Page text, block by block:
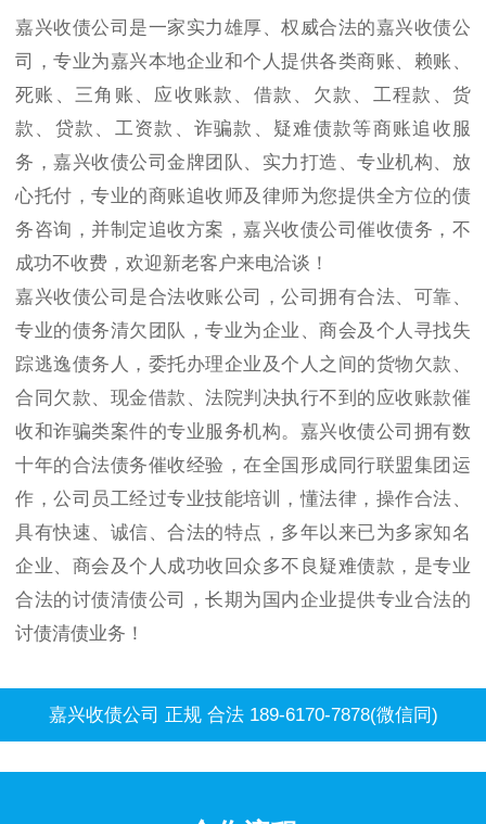
嘉兴收债公司是一家实力雄厚、权威合法的嘉兴收债公
司，专业为嘉兴本地企业和个人提供各类商账、赖账、
死账、三角账、应收账款、借款、欠款、工程款、货
款、贷款、工资款、诈骗款、疑难债款等商账追收服
务，嘉兴收债公司金牌团队、实力打造、专业机构、放
心托付，专业的商账追收师及律师为您提供全方位的债
务咨询，并制定追收方案，嘉兴收债公司催收债务，不
成功不收费，欢迎新老客户来电洽谈！
嘉兴收债公司是合法收账公司，公司拥有合法、可靠、
专业的债务清欠团队，专业为企业、商会及个人寻找失
踪逃逸债务人，委托办理企业及个人之间的货物欠款、
合同欠款、现金借款、法院判决执行不到的应收账款催
收和诈骗类案件的专业服务机构。嘉兴收债公司拥有数
十年的合法债务催收经验，在全国形成同行联盟集团运
作，公司员工经过专业技能培训，懂法律，操作合法、
具有快速、诚信、合法的特点，多年以来已为多家知名
企业、商会及个人成功收回众多不良疑难债款，是专业
合法的讨债清债公司，长期为国内企业提供专业合法的
讨债清债业务！
嘉兴收债公司 正规 合法 189-6170-7878(微信同)